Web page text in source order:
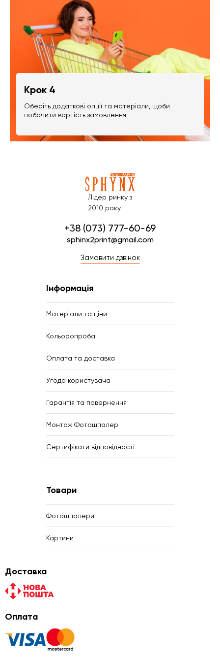
Крок 4
Оберіть додаткові опції та матеріали, щоби
побачити вартість замовлення
Лідер ринку з
2010 року
+38 (073) 777-60-69
sphinx2print@gmail.com
Замовити дзвінок
Інформація
Матеріали та ціни
Кольоропроба
Оплата та доставка
Угода користувача
Гарантія та повернення
Монтаж Фотошпалер
Сертифікати відповідності
Товари
Фотошпалери
Картини
Доставка
Оплата